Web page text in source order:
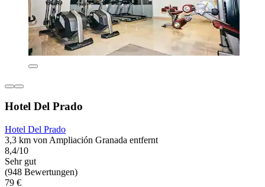
Hotel Del Prado
Hotel Del Prado
3,3 km von Ampliación Granada entfernt
8,4/10
Sehr gut
(948 Bewertungen)
79 €